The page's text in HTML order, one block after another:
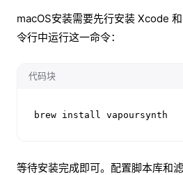
macOS安装需要先行安装 Xcode
令行中运行这一命令：
代码块
brew install vapoursynth
等待安装完成即可。配置脚本库和